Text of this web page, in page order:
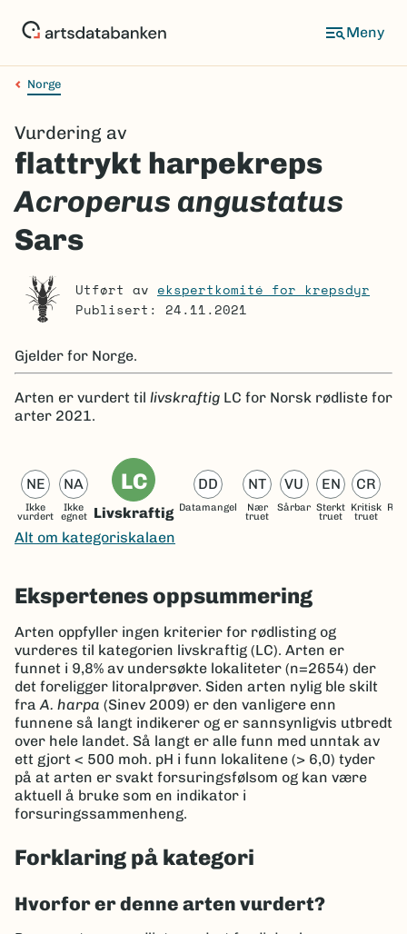
Meny
Navigasjonssti
Norge
Vurdering av
flattrykt harpekreps
Acroperus angustatus
Sars
Utført av ekspertkomité for krepsdyr
Publisert: 24.11.2021
Gjelder for Norge.
Arten er vurdert til livskraftig LC for Norsk rødliste for
arter 2021.
NE
Ikke
vurdert
NA
Ikke
egnet
LC
Livskraftig
DD
Datamangel
NT
Nær
truet
VU
Sårbar
EN
Sterkt
truet
CR
Kritisk
truet
Alt om kategoriskalaen
Ekspertenes oppsummering
Arten oppfyller ingen kriterier for rødlisting og
vurderes til kategorien livskraftig (LC). Arten er
funnet i 9,8% av undersøkte lokaliteter (n=2654) der
det foreligger litoralprøver. Siden arten nylig ble skilt
fraA. harpa (Sinev 2009) er den vanligere enn
funnene så langt indikerer og er sannsynligvis utbredt
over hele landet. Så langt er alle funn med unntak av
ett gjort < 500 moh. pH i funn lokalitene (> 6,0) tyder
på at arten er svakt forsuringsfølsom og kan være
aktuell å bruke som en indikator i
forsuringssammenheng.
Forklaring på kategori
Hvorfor er denne arten vurdert?